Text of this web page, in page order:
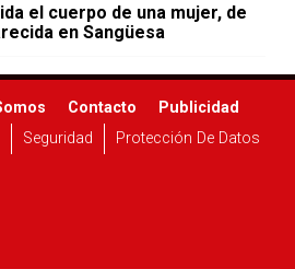
el cuerpo de una mujer, de
en Sangüesa
Contacto
Publicidad
Seguridad Protección De Datos